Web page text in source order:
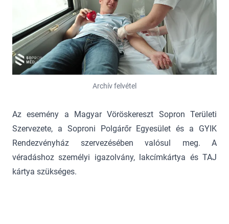
Archív felvétel
Az esemény a Magyar Vöröskereszt Sopron Területi
Szervezete, a Soproni Polgárőr Egyesület és a GYIK
Rendezvényház szervezésében valósul meg. A
véradáshoz személyi igazolvány, lakcímkártya és TAJ
kártya szükséges.